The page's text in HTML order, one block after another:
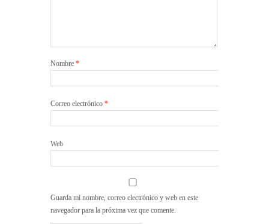
Nombre *
Correo electrónico *
Web
Guarda mi nombre, correo electrónico y web en este
navegador para la próxima vez que comente.